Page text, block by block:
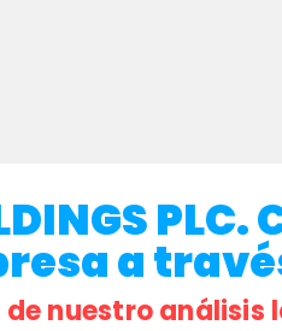
a
nuestro